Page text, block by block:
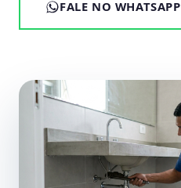
FALE NO WHATSAPP